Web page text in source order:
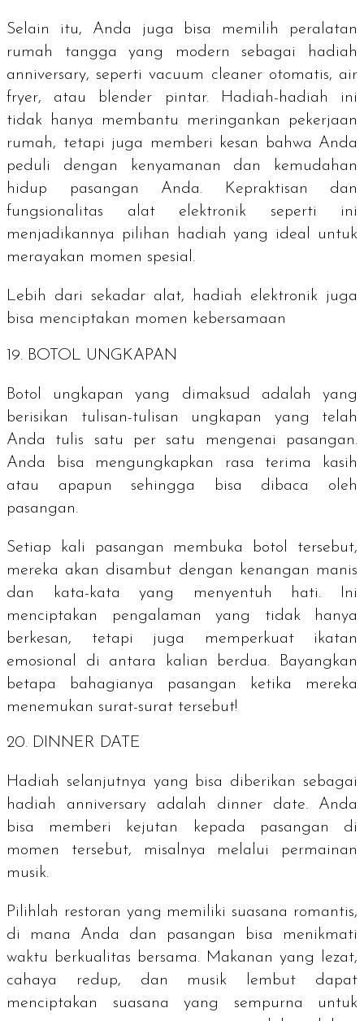
Selain itu, Anda juga bisa memilih peralatan
rumah tangga yang modern sebagai hadiah
anniversary, seperti vacuum cleaner otomatis, air
fryer, atau blender pintar. Hadiah-hadiah ini
tidak hanya membantu meringankan pekerjaan
rumah, tetapi juga memberi kesan bahwa Anda
peduli dengan kenyamanan dan kemudahan
hidup pasangan Anda. Kepraktisan dan
fungsionalitas alat elektronik seperti ini
menjadikannya pilihan hadiah yang ideal untuk
merayakan momen spesial.
Lebih dari sekadar alat, hadiah elektronik juga
bisa menciptakan momen kebersamaan
19. BOTOL UNGKAPAN
Botol ungkapan yang dimaksud adalah yang
berisikan tulisan-tulisan ungkapan yang telah
Anda tulis satu per satu mengenai pasangan.
Anda bisa mengungkapkan rasa terima kasih
atau apapun sehingga bisa dibaca oleh
pasangan.
Setiap kali pasangan membuka botol tersebut,
mereka akan disambut dengan kenangan manis
dan kata-kata yang menyentuh hati. Ini
menciptakan pengalaman yang tidak hanya
berkesan, tetapi juga memperkuat ikatan
emosional di antara kalian berdua. Bayangkan
betapa bahagianya pasangan ketika mereka
menemukan surat-surat tersebut!
20. DINNER DATE
Hadiah selanjutnya yang bisa diberikan sebagai
hadiah anniversary adalah dinner date. Anda
bisa memberi kejutan kepada pasangan di
momen tersebut, misalnya melalui permainan
musik.
Pilihlah restoran yang memiliki suasana romantis,
di mana Anda dan pasangan bisa menikmati
waktu berkualitas bersama. Makanan yang lezat,
cahaya redup, dan musik lembut dapat
menciptakan suasana yang sempurna untuk